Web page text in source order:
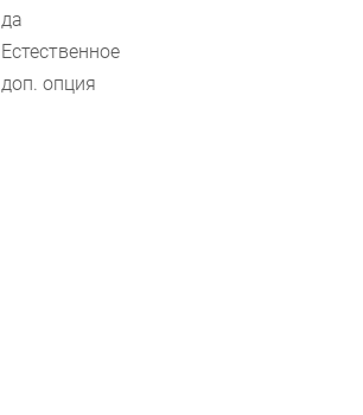
да
Естественное
доп. опция